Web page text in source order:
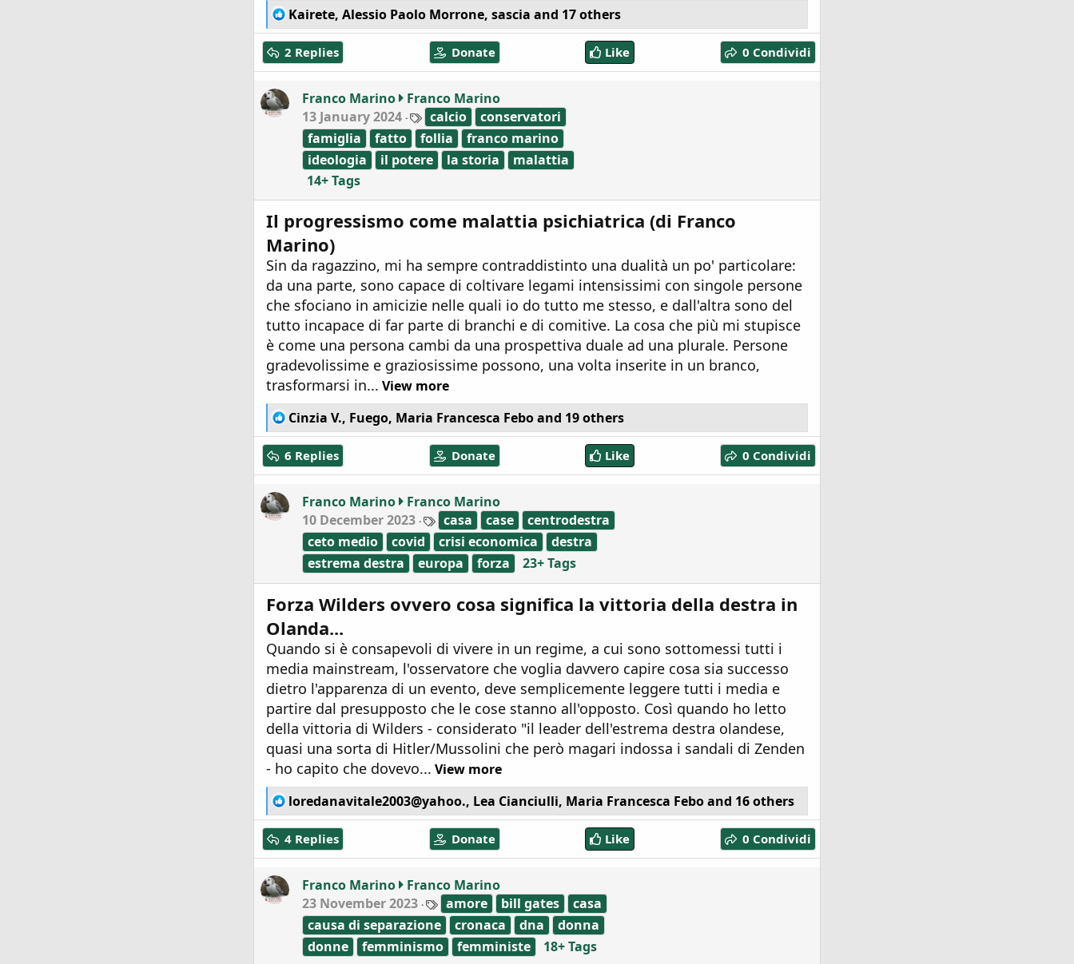
R
e
a
c
t
o
Kairete, Alessio Paolo Morrone, sascia and 17 others
2 Replies Donate Like 0 Condividi
Franco Marino
Franco Marino
13 January 2024
T
a
g
s
calcio
conservatori
famiglia
fatto follia
franco marino
ideologia
il potere la storia
malattia
14+ Tags
Il progressismo come malattia psichiatrica (di Franco
Marino)
Sin da ragazzino, mi ha sempre contraddistinto una dualità un po' particolare:
da una parte, sono capace di coltivare legami intensissimi con singole persone
che sfociano in amicizie nelle quali io do tutto me stesso, e dall'altra sono del
tutto incapace di far parte di branchi e di comitive. La cosa che più mi stupisce
è come una persona cambi da una prospettiva duale ad una plurale. Persone
gradevolissime e graziosissime possono, una volta inserite in un branco,
trasformarsi in... View more
R
e
a
c
t
o
Cinzia V., Fuego, Maria Francesca Feboand 19 others
6 Replies Donate Like 0 Condividi
Franco Marino
Franco Marino
10 December 2023
T
a
g
s
casa case
centrodestra
ceto medio
covid crisi economica
destra
estrema destra
europa forza 23+ Tags
Forza Wilders ovvero cosa significa la vittoria della destra in
Olanda...
Quando si è consapevoli di vivere in un regime, a cui sono sottomessi tutti i
media mainstream, l'osservatore che voglia davvero capire cosa sia successo
dietro l'apparenza di un evento, deve semplicemente leggere tutti i media e
partire dal presupposto che le cose stanno all'opposto. Così quando ho letto
della vittoria di Wilders - considerato "il leader dell'estrema destra olandese,
quasi una sorta di Hitler/Mussolini che però magari indossa i sandali di Zenden
- ho capito che dovevo... View more
R
e
a
c
t
o
loredanavitale2003@yahoo., Lea Cianciulli, Maria Francesca Feboand 16 others
4 Replies Donate Like 0 Condividi
Franco Marino
Franco Marino
23 November 2023
T
a
g
s
amore bill gates
casa
causa di separazione
cronaca dna
donna
donne
femminismo femministe 18+ Tags